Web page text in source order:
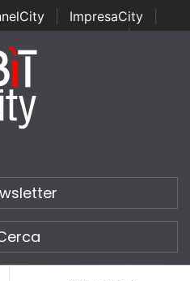
ImpresaCity
Channel Awards | Italian
Security Awards